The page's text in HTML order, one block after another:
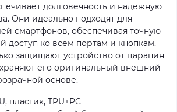
долговечность и надежную
Они идеально подходят для
смартфонов, обеспечивая точную
доступ ко всем портам и кнопкам.
защищают устройство от царапин
его оригинальный внешний
основе.
пластик, TPU+PC